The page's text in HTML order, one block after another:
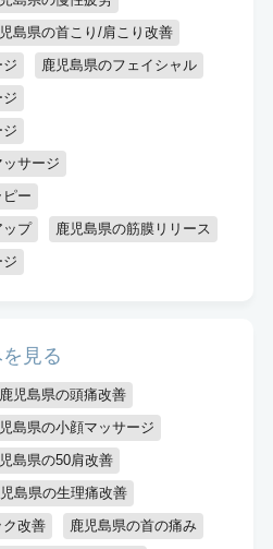
島県の首こり/肩こり改善
鹿児島県のフェイシャル
サージ
ー
ップ
鹿児島県の筋膜リリース
見る
鹿児島県の頭痛改善
島県の小顔マッサージ
島県の50肩改善
島県の生理痛改善
ク改善
鹿児島県の首の痛み